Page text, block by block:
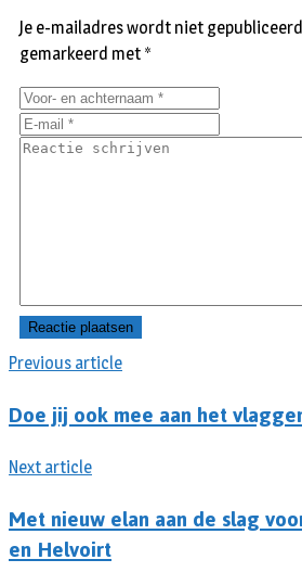
Previous article
Doe jij ook mee aan het
Next article
Met nieuw elan aan de slag
en Helvoirt
Je e-mailadres wordt niet
gemarkeerd met *